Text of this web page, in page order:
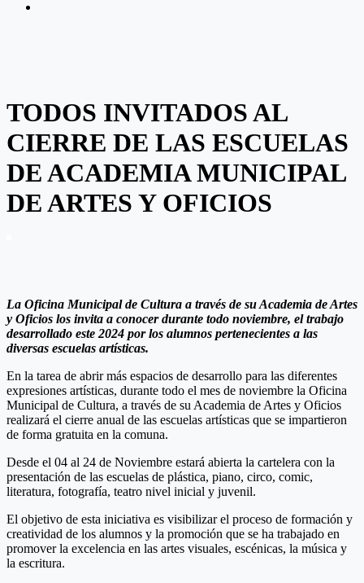
TODOS INVITADOS AL
CIERRE DE LAS ESCUELAS
DE ACADEMIA MUNICIPAL
DE ARTES Y OFICIOS
La Oficina Municipal de Cultura a través de su Academia de Artes
y Oficios los invita a conocer durante todo noviembre, el trabajo
desarrollado este 2024 por los alumnos pertenecientes a las
diversas escuelas artísticas.
En la tarea de abrir más espacios de desarrollo para las diferentes
expresiones artísticas, durante todo el mes de noviembre la Oficina
Municipal de Cultura, a través de su Academia de Artes y Oficios
realizará el cierre anual de las escuelas artísticas que se impartieron
de forma gratuita en la comuna.
Desde el 04 al 24 de Noviembre estará abierta la cartelera con la
presentación de las escuelas de plástica, piano, circo, comic,
literatura, fotografía, teatro nivel inicial y juvenil.
El objetivo de esta iniciativa es visibilizar el proceso de formación y
creatividad de los alumnos y la promoción que se ha trabajado en
promover la excelencia en las artes visuales, escénicas, la música y
la escritura.